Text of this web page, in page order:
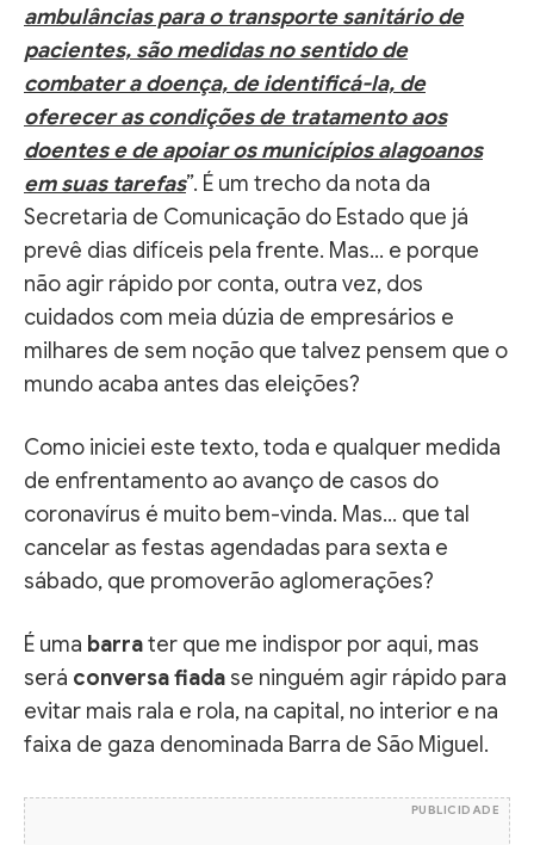
ambulâncias para o transporte sanitário de
pacientes, são medidas no sentido de
combater a doença, de identificá-la, de
oferecer as condições de tratamento aos
doentes e de apoiar os municípios alagoanos
em suas tarefas”. É um trecho da nota da
Secretaria de Comunicação do Estado que já
prevê dias difíceis pela frente. Mas… e porque
não agir rápido por conta, outra vez, dos
cuidados com meia dúzia de empresários e
milhares de sem noção que talvez pensem que o
mundo acaba antes das eleições?
Como iniciei este texto, toda e qualquer medida
de enfrentamento ao avanço de casos do
coronavírus é muito bem-vinda. Mas… que tal
cancelar as festas agendadas para sexta e
sábado, que promoverão aglomerações?
É uma barrater que me indispor por aqui, mas
será conversa fiadase ninguém agir rápido para
evitar mais rala e rola, na capital, no interior e na
faixa de gaza denominada Barra de São Miguel.
PUBLICIDADE